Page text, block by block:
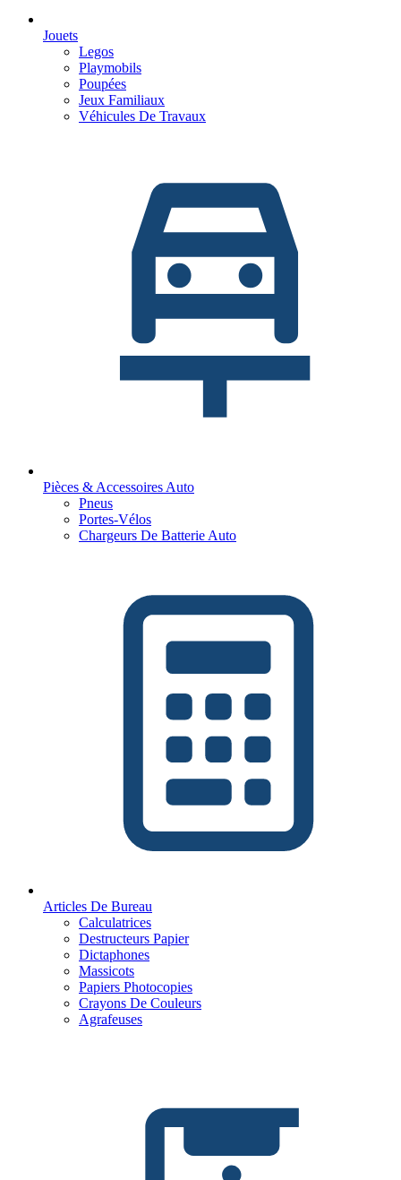
Jouets
Legos
Playmobils
Poupées
Jeux Familiaux
Véhicules De Travaux
Pièces & Accessoires Auto
Pneus
Portes-Vélos
Chargeurs De Batterie Auto
Articles De Bureau
Calculatrices
Destructeurs Papier
Dictaphones
Massicots
Papiers Photocopies
Crayons De Couleurs
Agrafeuses